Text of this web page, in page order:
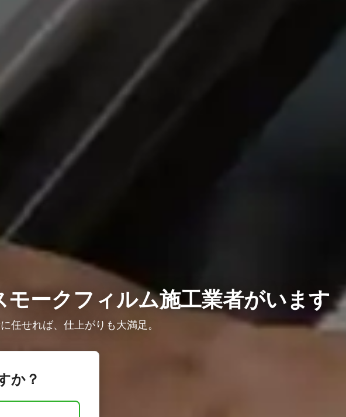
モークフィルム施工業者がいます
任せれば、仕上がりも大満足。
か？